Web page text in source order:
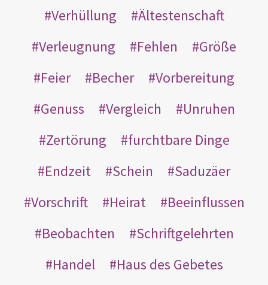
Verhüllung
Ältestenschaft
Verleugnung
Fehlen
Größe
Feier
Becher
Vorbereitung
Genuss
Vergleich
Unruhen
Zertörung
furchtbare Dinge
Endzeit
Schein
Saduzäer
Vorschrift
Heirat
Beeinflussen
Beobachten
Schriftgelehrten
Handel
Haus des Gebetes